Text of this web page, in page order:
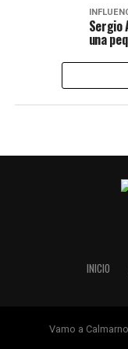
Sergio
una
INICIO
Vamo a